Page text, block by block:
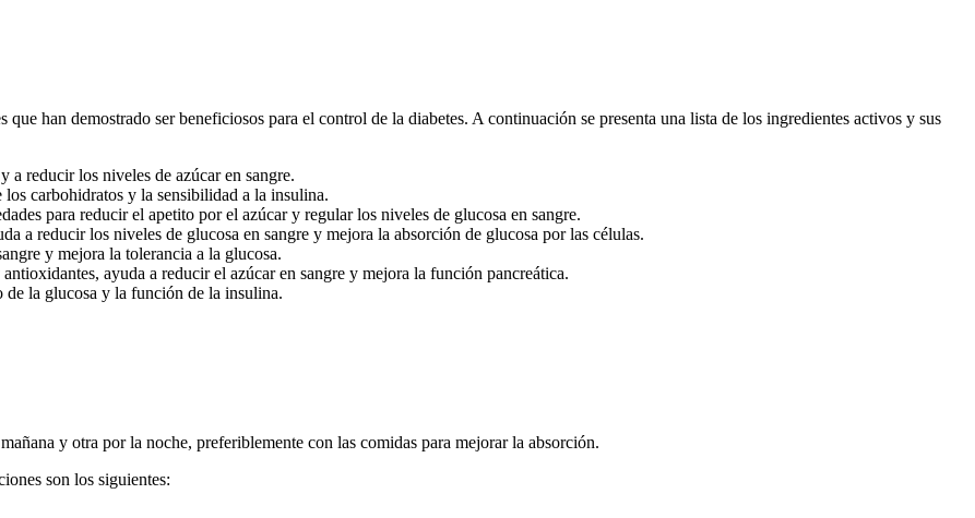
han demostrado ser beneficiosos para el control de la diabetes. A continuación se presenta una lista de los ingredientes activos y sus
a reducir los niveles de azúcar en sangre.
carbohidratos y la sensibilidad a la insulina.
para reducir el apetito por el azúcar y regular los niveles de glucosa en sangre.
a reducir los niveles de glucosa en sangre y mejora la absorción de glucosa por las células.
y mejora la tolerancia a la glucosa.
ayuda a reducir el azúcar en sangre y mejora la función pancreática.
la glucosa y la función de la insulina.
y otra por la noche, preferiblemente con las comidas para mejorar la absorción.
son los siguientes: